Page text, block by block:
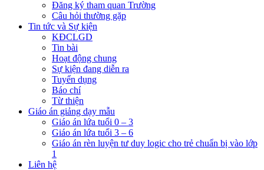
Đăng ký tham quan Trường
Câu hỏi thường gặp
Tin tức và Sự kiện
KĐCLGD
Tin bài
Hoạt động chung
Sự kiện đang diễn ra
Tuyển dụng
Báo chí
Từ thiện
Giáo án giảng dạy mẫu
Giáo án lứa tuổi 0 – 3
Giáo án lứa tuổi 3 – 6
Giáo án rèn luyện tư duy logic cho trẻ chuẩn bị vào lớp
1
Liên hệ